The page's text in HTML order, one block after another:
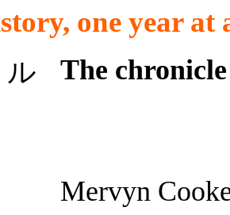
one year at
ル
The
Mervyn